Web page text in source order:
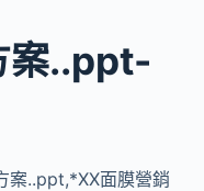
案..ppt-
案..ppt,*XX面膜營銷